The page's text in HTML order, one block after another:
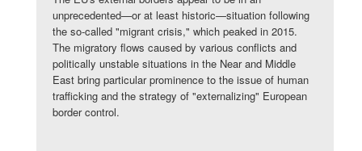
unprecedented—or at least historic—situation following
the so-called "migrant crisis," which peaked in 2015.
The migratory flows caused by various conflicts and
politically unstable situations in the Near and Middle
East bring particular prominence to the issue of human
trafficking and the strategy of "externalizing" European
border control.